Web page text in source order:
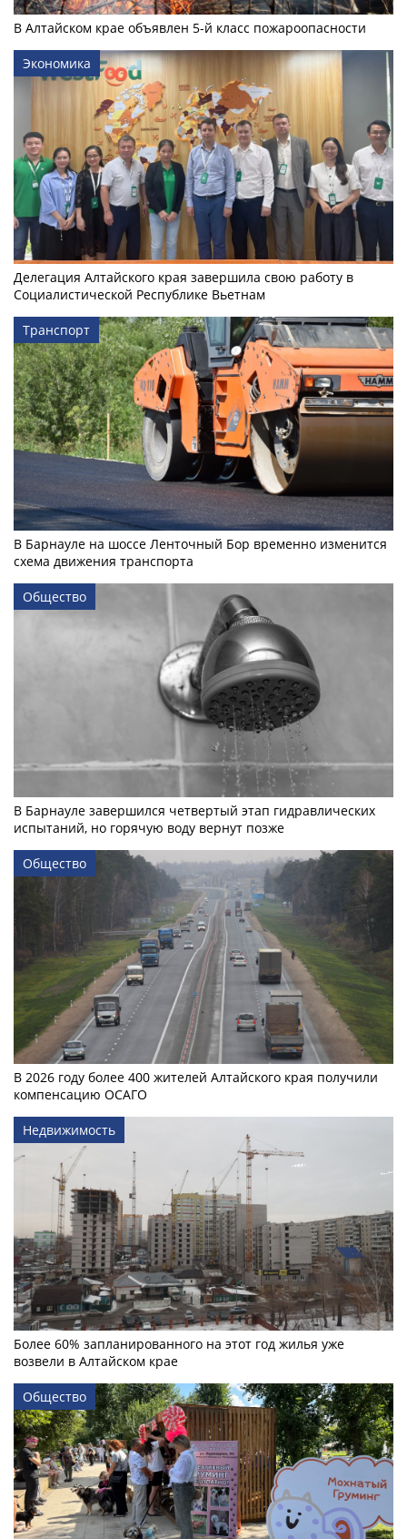
В Алтайском крае объявлен 5-й класс пожароопасности
Экономика
Делегация Алтайского края завершила свою работу в
Социалистической Республике Вьетнам
Транспорт
В Барнауле на шоссе Ленточный Бор временно изменится
схема движения транспорта
Общество
В Барнауле завершился четвертый этап гидравлических
испытаний, но горячую воду вернут позже
Общество
В 2026 году более 400 жителей Алтайского края получили
компенсацию ОСАГО
Недвижимость
Более 60% запланированного на этот год жилья уже
возвели в Алтайском крае
Общество